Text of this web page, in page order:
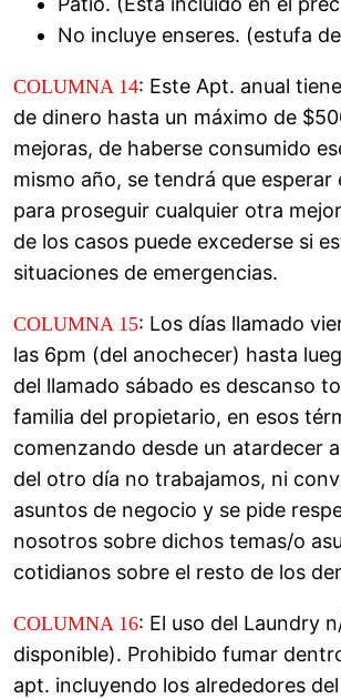
No incluye enseres. (estufa
COLUMNA 14: Este Apt. anual
de dinero hasta un máximo de
mejoras, de haberse consumido
mismo año, se tendrá que esperar
para proseguir cualquier otra
de los casos puede excederse si
situaciones de emergencias.
COLUMNA 15: Los días llamado
las 6pm (del anochecer) hasta
del llamado sábado es descanso
familia del propietario, en esos
comenzando desde un atardecer
del otro día no trabajamos, ni
asuntos de negocio y se pide
nosotros sobre dichos temas/o
cotidianos sobre el resto de los
COLUMNA 16: El uso del Laundry
disponible). Prohibido fumar
apt. incluyendo los alrededores